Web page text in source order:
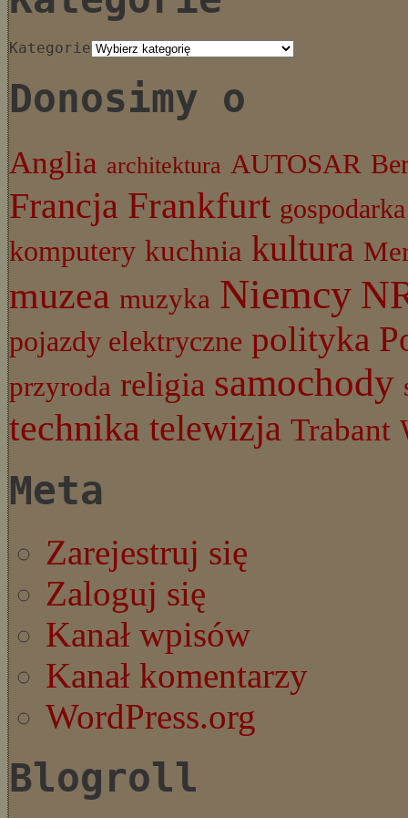
Kategorie
Donosimy o
Anglia architektura AUTOSAR
Francja Frankfurt gospodarka
komputery kuchnia kultura
muzea muzyka Niemcy
pojazdy elektryczne polityka
przyroda religia samochody
technika telewizja Trabant
Meta
Zarejestruj się
Zaloguj się
Kanał wpisów
Kanał komentarzy
WordPress.org
Blogroll